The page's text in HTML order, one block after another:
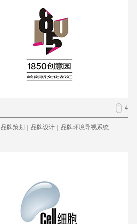
4
牌策划｜品牌设计｜品牌环境导视系统